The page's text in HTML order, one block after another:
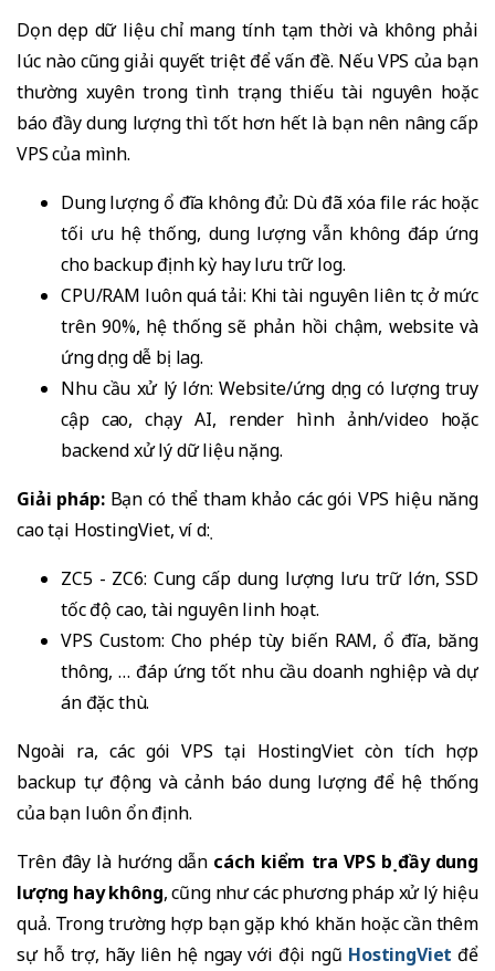
Dọn dẹp dữ liệu chỉ mang tính tạm thời và không phải
lúc nào cũng giải quyết triệt để vấn đề. Nếu VPS của bạn
thường xuyên trong tình trạng thiếu tài nguyên hoặc
báo đầy dung lượng thì tốt hơn hết là bạn nên nâng cấp
VPS của mình.
Dung lượng ổ đĩa không đủ: Dù đã xóa file rác hoặc
tối ưu hệ thống, dung lượng vẫn không đáp ứng
cho backup định kỳ hay lưu trữ log.
CPU/RAM luôn quá tải: Khi tài nguyên liên tục ở mức
trên 90%, hệ thống sẽ phản hồi chậm, website và
ứng dụng dễ bị lag.
Nhu cầu xử lý lớn: Website/ứng dụng có lượng truy
cập cao, chạy AI, render hình ảnh/video hoặc
backend xử lý dữ liệu nặng.
Giải pháp:Bạn có thể tham khảo các gói VPS hiệu năng
cao tại HostingViet, ví dụ:
ZC5 - ZC6: Cung cấp dung lượng lưu trữ lớn, SSD
tốc độ cao, tài nguyên linh hoạt.
VPS Custom: Cho phép tùy biến RAM, ổ đĩa, băng
thông, … đáp ứng tốt nhu cầu doanh nghiệp và dự
án đặc thù.
Ngoài ra, các gói VPS tại HostingViet còn tích hợp
backup tự động và cảnh báo dung lượng để hệ thống
của bạn luôn ổn định.
Trên đây là hướng dẫn cách kiểm tra VPS bị đầy dung
lượng hay không, cũng như các phương pháp xử lý hiệu
quả. Trong trường hợp bạn gặp khó khăn hoặc cần thêm
sự hỗ trợ, hãy liên hệ ngay với đội ngũ HostingViet để